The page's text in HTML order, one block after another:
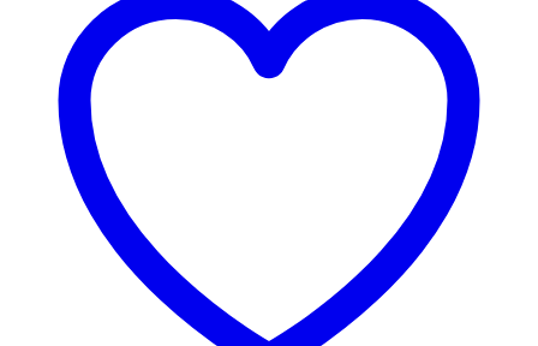
módulo
ciego
Toma
Euro
Americana
2P+T
cantidad